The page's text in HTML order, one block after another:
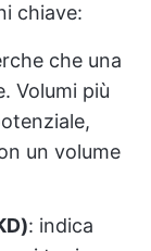
chiave:
che una
Volumi più
un volume
: indica